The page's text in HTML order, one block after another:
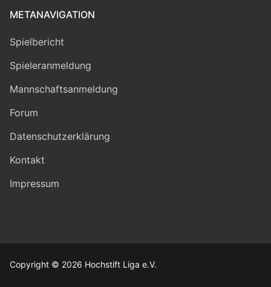
METANAVIGATION
Spielbericht
Spieleranmeldung
Mannschaftsanmeldung
Forum
Datenschutzerklärung
Kontakt
Impressum
Copyright © 2026 Hochstift Liga e.V.